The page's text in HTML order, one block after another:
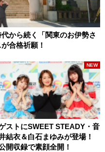
から続く「関東のお伊勢さ
合格祈願！
ストにSWEET STEADY・音
結衣＆白石まゆみが登場！
開収録で素顔全開！
NEW